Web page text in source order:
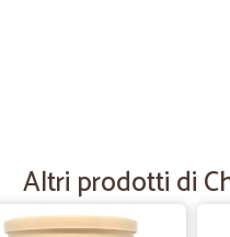
Altri prodotti di